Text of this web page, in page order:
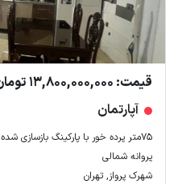
قیمت: 13,800,000,000 تومان
آپارتمان
75متر پرده خور با پارکینگ بازسازی شده
پروانه شمالی
شهرک پرواز, تهران